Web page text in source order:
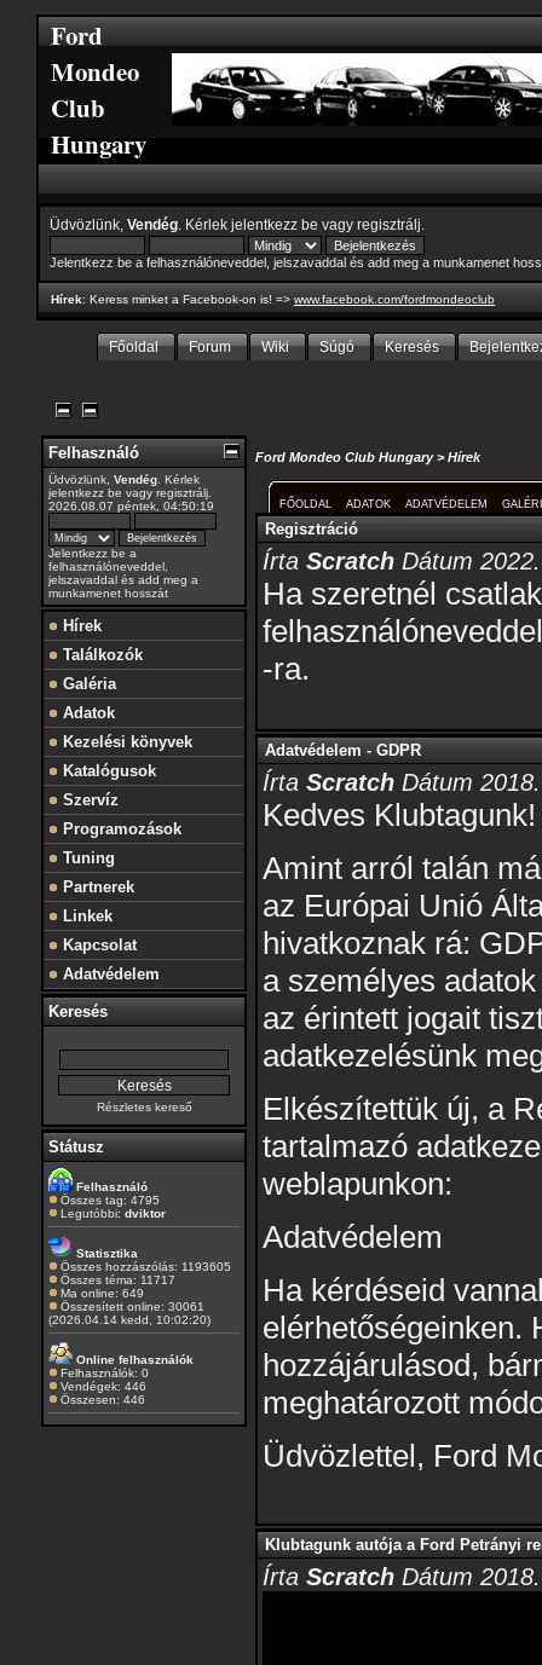
Ford
Mondeo
Club
Hungary
Üdvözlünk, Vendég . Kérlek jelentkezz be vagy regisztrálj
Jelentkezz be a felhasználóneveddel, jelszavaddal és add meg a munkamenet
Hírek: Keress minket a Facebook-on is! => www.facebook.com/fordmondeoclub
Főoldal Forum Wiki Súgó Keresés
Felhasználó
Üdvözlünk, Vendég . Kérlek
jelentkezz be vagy regisztrálj
2026.08.07 péntek, 04:50:19
Jelentkezz be a
felhasználóneveddel,
jelszavaddal és add meg a
munkamenet hosszát
Hírek
Találkozók
Galéria
Adatok
Kezelési könyvek
Katalógusok
Szervíz
Programozások
Tuning
Partnerek
Linkek
Kapcsolat
Adatvédelem
Keresés
Részletes kereső
Státusz
Felhasználó
Összes tag: 4795
Legutóbbi: dviktor
Statisztika
Összes hozzászólás: 1193605
Összes téma: 11717
Ma online: 649
Összesített online: 30061
(2026.04.14 kedd, 10:02:20)
Online felhasználók
Felhasználók: 0
Vendégek: 446
Összesen: 446
Ford Mondeo Club Hungary>Hírek
FŐOLDAL ADATOK ADATVÉDELEM
Regisztráció
Írta Scratch Dátum
Ha szeretnél
-ra.
Adatvédelem - GDPR
Írta Scratch Dátum
Kedves Klubtagunk!
Amint arról talán
az Európai Unió
hivatkoznak rá:
a személyes
az érintett jogait
adatkezelésünk
Elkészítettük új, a
tartalmazó
weblapunkon:
Adatvédelem
Ha kérdéseid
elérhetőségeinken.
hozzájárulásod,
meghatározott
Üdvözlettel, Ford
Klubtagunk autója a Ford Petrányi
Írta Scratch Dátum